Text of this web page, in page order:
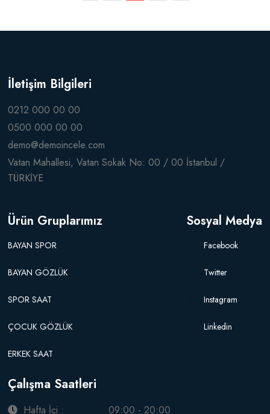
İletişim Bilgileri
0212 000 00 00
0500 000 00 00
demo@demoincele.com
Vatan Mahallesi, Vatan Sokak No: 00 / 00 İstanbul /
TÜRKİYE
Ürün Gruplarımız
BAYAN SPOR
BAYAN GÖZLÜK
SPOR SAAT
ÇOCUK GÖZLÜK
ERKEK SAAT
Sosyal Medya
Facebook
Twitter
Instagram
Linkedin
Çalışma Saatleri
Hafta İçi : 09:00 - 20:00